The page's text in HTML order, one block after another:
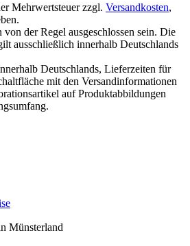
Mehrwertsteuer zzgl. Versandkosten,
der Regel ausgeschlossen sein. Die
ausschließlich innerhalb Deutschlands
Deutschlands, Lieferzeiten für
mit den Versandinformationen
auf Produktabbildungen
Münsterland